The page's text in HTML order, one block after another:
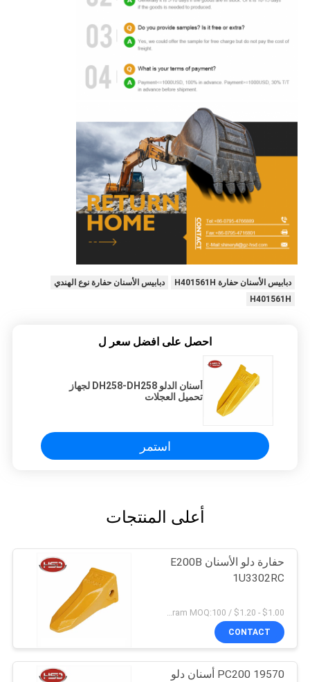
دبابيس الأسنان حفارة H401561H
دبابيس الأسنان حفارة نوع الهندي
H401561H
احصل على افضل سعر ل
أسنان الدلو DH258-DH258 لجهاز
تحميل العجلات
استمر
أعلى المنتجات
حفارة دلو الأسنان E200B
1U3302RC
$1.00 - $1.20 / Kilogram MOQ:100 كيلوغرام / كيلوغرام
CONTACT
PC200 19570 أسنان دلو